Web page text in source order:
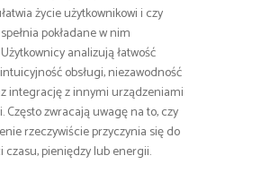
życie użytkownikowi i czy
pokładane w nim
analizują łatwość
obsługi, niezawodność
integrację z innymi urządzeniami
Często zwracają uwagę na to, czy
rzeczywiście przyczynia się do
czasu, pieniędzy lub energii.